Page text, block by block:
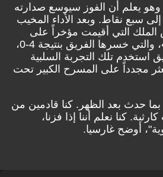
وهو يعلم أن الفوز سيوسع صدارته
سبع نقاط. وبعد الأداء المخيب
الملك التي أقيمت مؤخراً على
ملعب «المتروبوليتانو»، والتي خسرها الفريق بنتيجة 4-0،
استخدم تلك التجربة السلبية
مجدداً على المسرح الكبير تحت
حدث بعد الظهر. كنا قادمين من
كنا نعلم أننا إذا فزنا،
أوضح غارسيا.